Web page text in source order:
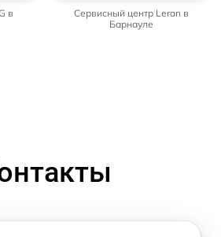
в
Сервисный центр Leran в
Барнауле